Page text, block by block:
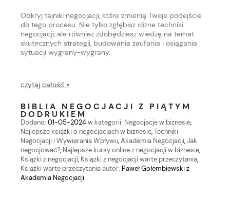
Odkryj tajniki negocjacji, które zmienią Twoje podejście
do tego procesu. Nie tylko zgłębisz różne techniki
negocjacji, ale również zdobędziesz wiedzę na temat
skutecznych strategii, budowania zaufania i osiągania
sytuacji wygrany-wygrany.
czytaj całość »
BIBLIA NEGOCJACJI Z PIĄTYM
DODRUKIEM
Dodano: 01-05-2024w kategorii: Negocjacje w biznesie,
Najlepsze książki o negocjacjach w biznesie,Techniki
Negocjacji i Wywierania Wpływu,Akademia Negocjacji,Jak
negocjować?, Najlepsze kursy online z negocjacji w biznesie,
Książki z negocjacji, Książki z negocjacji warte przeczytania,
Książki warte przeczytaniaautor: Paweł Gołembiewski z
Akademia Negocjacji